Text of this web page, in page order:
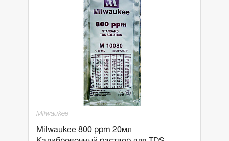
Milwaukee
Milwaukee 800 ppm 20мл